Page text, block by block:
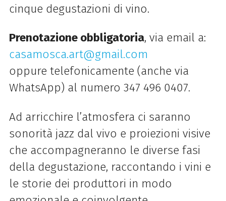
cinque degustazioni di vino.
Prenotazione obbligatoria, via email a:
casamosca.art@gmail.com
oppure telefonicamente (anche via
WhatsApp) al numero 347 496 0407.
Ad arricchire l’atmosfera ci saranno
sonorità jazz dal vivo e proiezioni visive
che accompagneranno le diverse fasi
della degustazione, raccontando i vini e
le storie dei produttori in modo